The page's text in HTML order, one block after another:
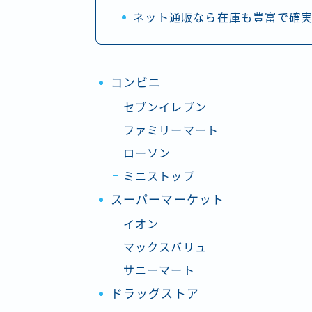
ネット通販なら在庫も豊富で確
コンビニ
セブンイレブン
ファミリーマート
ローソン
ミニストップ
スーパーマーケット
イオン
マックスバリュ
サニーマート
ドラッグストア